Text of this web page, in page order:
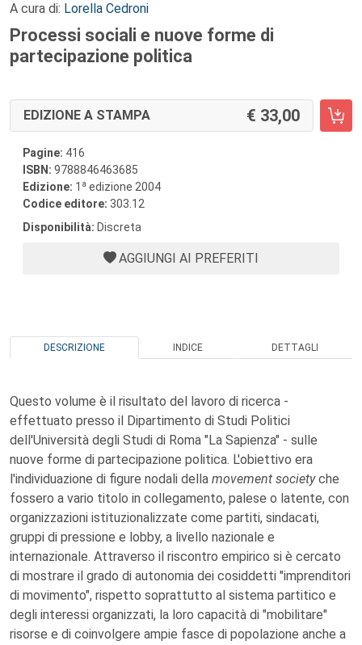
A cura di: Lorella Cedroni
Processi sociali e nuove forme di
partecipazione politica
EDIZIONE A STAMPA 33,00
Pagine: 416
ISBN: 9788846463685
Edizione: 1 a edizione 2004
Codice editore: 303.12
Disponibilità: Discreta
AGGIUNGI AI PREFERITI
DESCRIZIONE INDICE DETTAGLI
Questo volume è il risultato del lavoro di ricerca -
effettuato presso il Dipartimento di Studi Politici
dell'Università degli Studi di Roma "La Sapienza" - sulle
nuove forme di partecipazione politica. L'obiettivo era
l'individuazione di figure nodali della movement societyche
fossero a vario titolo in collegamento, palese o latente, con
organizzazioni istituzionalizzate come partiti, sindacati,
gruppi di pressione e lobby, a livello nazionale e
internazionale. Attraverso il riscontro empirico si è cercato
di mostrare il grado di autonomia dei cosiddetti "imprenditori
di movimento", rispetto soprattutto al sistema partitico e
degli interessi organizzati, la loro capacità di "mobilitare"
risorse e di coinvolgere ampie fasce di popolazione anche a